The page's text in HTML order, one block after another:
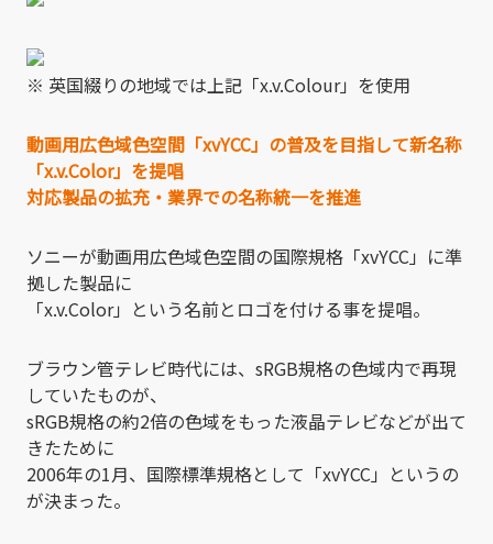
※ 英国綴りの地域では上記「x.v.Colour」を使用
動画用広色域色空間「xvYCC」の普及を目指して新名称
「x.v.Color」を提唱
対応製品の拡充・業界での名称統一を推進
ソニーが動画用広色域色空間の国際規格「xvYCC」に準
拠した製品に
「x.v.Color」という名前とロゴを付ける事を提唱。
ブラウン管テレビ時代には、sRGB規格の色域内で再現
していたものが、
sRGB規格の約2倍の色域をもった液晶テレビなどが出て
きたために
2006年の1月、国際標準規格として「xvYCC」というの
が決まった。